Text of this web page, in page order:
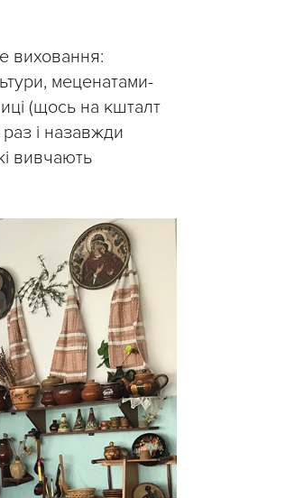
виховання:
меценатами-
(щось на кшталт
і назавжди
вивчають